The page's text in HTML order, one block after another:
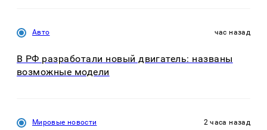
Авто час назад
В РФ разработали новый двигатель: названы
возможные модели
Мировые новости 2 часа назад